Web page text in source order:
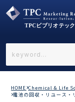
←戻る
HOME Chemical & Life
電池の回収・リユース・